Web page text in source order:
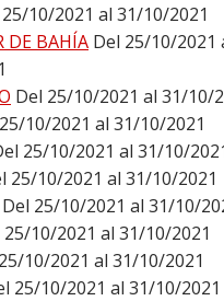
10/2021 al 31/10/2021
DE BAHÍA Del 25/10/2021
Del 25/10/2021 al 31/10/
10/2021 al 31/10/2021
25/10/2021 al 31/10/
25/10/2021 al 31/10/2021
Del 25/10/2021 al 31/10/
25/10/2021 al 31/10/2021
10/2021 al 31/10/2021
25/10/2021 al 31/10/2021